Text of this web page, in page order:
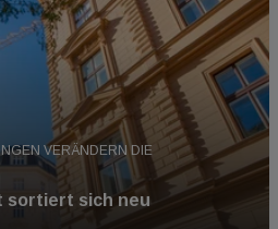
VERÄNDERN DIE
sortiert sich neu